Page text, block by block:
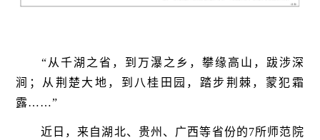
“从千湖之省，到万瀑之乡，攀缘高山，跋涉深
涧；从荆楚大地，到八桂田园，踏步荆棘，蒙犯霜
露……”
近日，来自湖北、贵州、广西等省份的7所师范院